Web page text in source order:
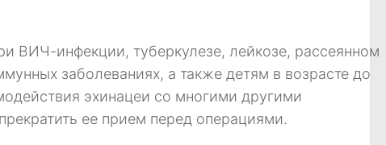
ВИЧ-инфекции, туберкулезе, лейкозе, рассеянном
заболеваниях, а также детям в возрасте до
эхинацеи со многими другими
ее прием перед операциями.